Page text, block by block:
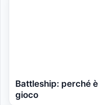
Battleship: perché
gioco